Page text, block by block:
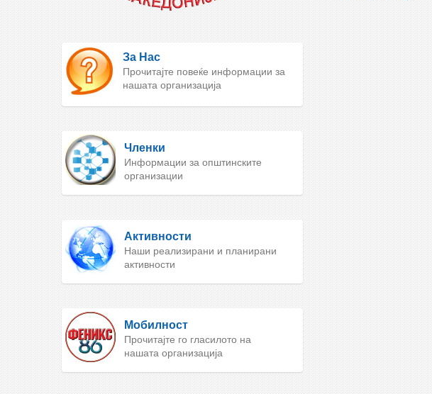
За Нас
Прочитајте повеќе информации за
нашата организација
Членки
Информации за општинските
организации
Активности
Наши реализирани и планирани
активности
Мобилност
Прочитајте го гласилото на
нашата организација